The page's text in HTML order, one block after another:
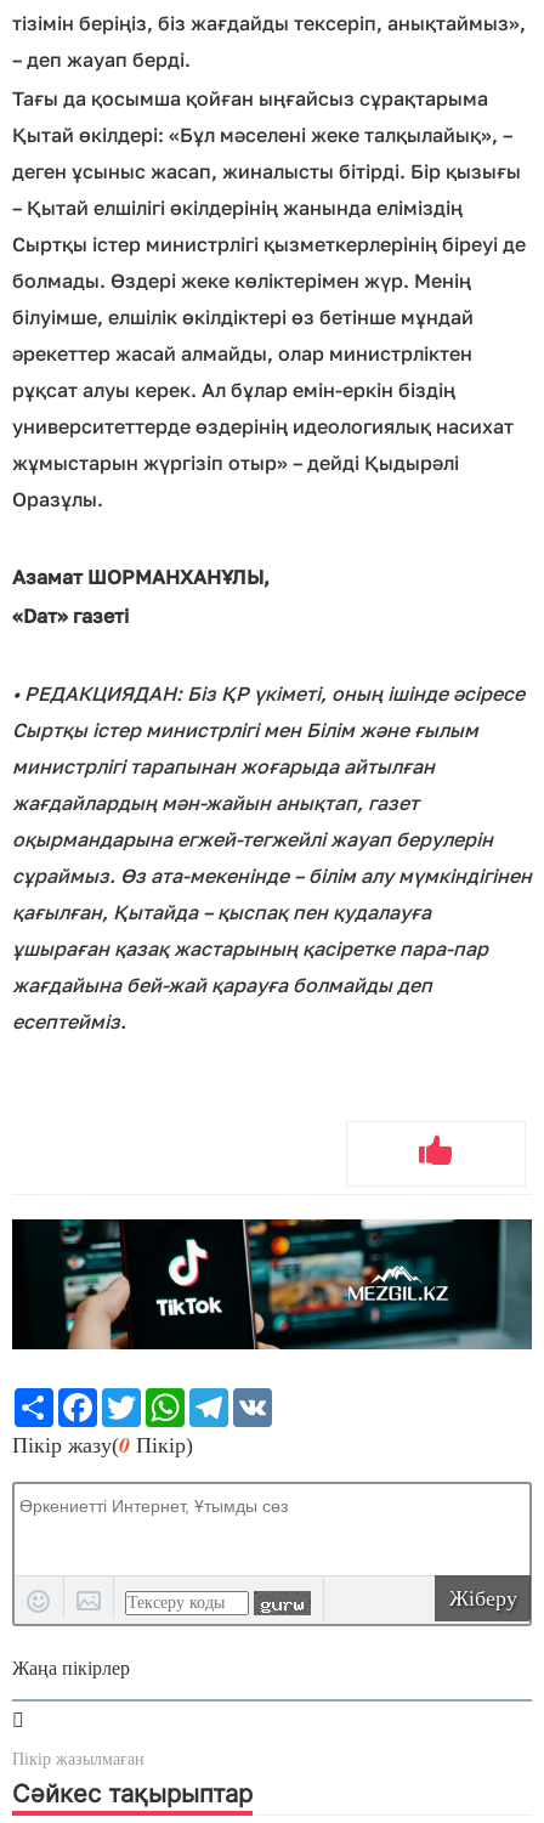
тізімін беріңіз, біз жағдайды тексеріп, анықтаймыз»,
– деп жауап берді.
Тағы да қосымша қойған ыңғайсыз сұрақтарыма
Қытай өкілдері: «Бұл мәселені жеке талқылайық», –
деген ұсыныс жасап, жиналысты бітірді. Бір қызығы
– Қытай елшілігі өкілдерінің жанында еліміздің
Сыртқы істер министрлігі қызметкерлерінің біреуі де
болмады. Өздері жеке көліктерімен жүр. Менің
білуімше, елшілік өкілдіктері өз бетінше мұндай
әрекеттер жасай алмайды, олар министрліктен
рұқсат алуы керек. Ал бұлар емін-еркін біздің
университеттерде өздерінің идеологиялық насихат
жұмыстарын жүргізіп отыр» – дейді Қыдырәлі
Оразұлы.
Азамат ШОРМАНХАНҰЛЫ,
«Dат» газеті
• PЕДАКЦИЯДАН: Біз ҚР үкіметі, оның ішінде әсіресе
Сыртқы істер министрлігі мен Білім және ғылым
министрлігі тарапынан жоғарыда айтылған
жағдайлардың мән-жайын анықтап, газет
оқырмандарына егжей-тегжейлі жауап берулерін
сұраймыз. Өз ата-мекенінде – білім алу мүмкіндігінен
қағылған, Қытайда – қыспақ пен қудалауға
ұшыраған қазақ жастарының қасіретке пара-пар
жағдайына бей-жай қарауға болмайды деп
есептейміз.
Share Facebook
TwitterWhatsApp
Telegram
Пікір жазу(0 Пікір)
Жіберу
Жаңа пікірлер
Пікір жазылмаған
Сәйкес тақырыптар